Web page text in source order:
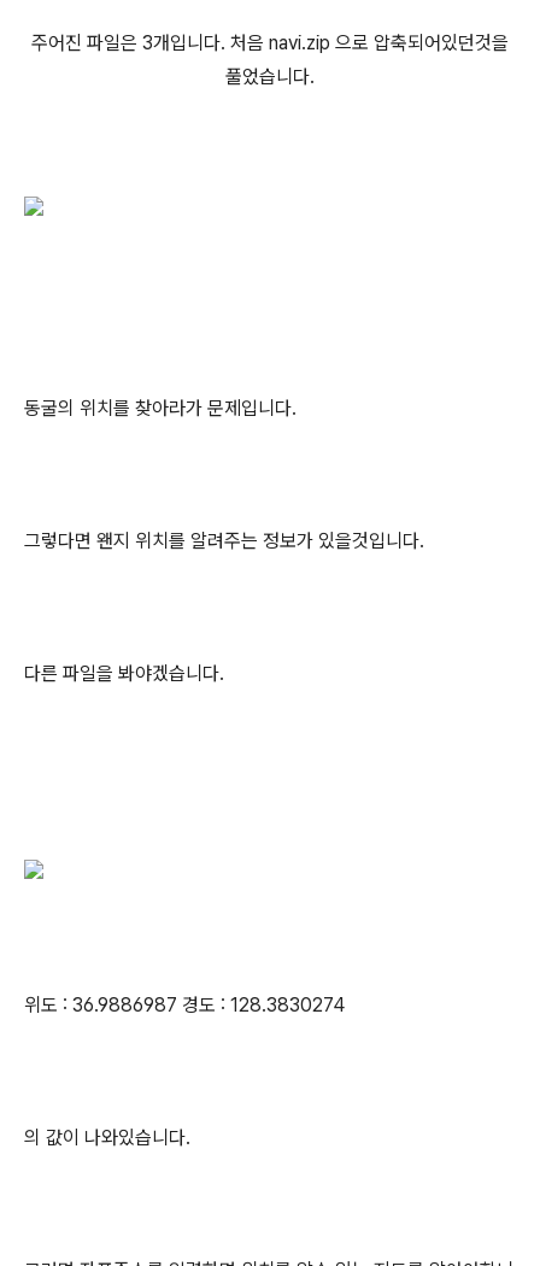
주어진 파일은 3개입니다. 처음 navi.zip 으로 압축되어있던것을
풀었습니다.
동굴의 위치를 찾아라가 문제입니다.
그렇다면 왠지 위치를 알려주는 정보가 있을것입니다.
다른 파일을 봐야겠습니다.
위도 : 36.9886987 경도 : 128.3830274
의 값이 나와있습니다.